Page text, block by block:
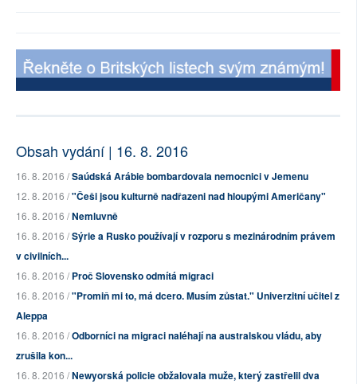
Obsah vydání | 16. 8. 2016
16. 8. 2016 /Saúdská Arábie bombardovala nemocnici v Jemenu
12. 8. 2016 /"Češi jsou kulturně nadřazeni nad hloupými Američany"
16. 8. 2016 /Nemluvně
16. 8. 2016 /Sýrie a Rusko používají v rozporu s mezinárodním právem
v civilních...
16. 8. 2016 /Proč Slovensko odmítá migraci
16. 8. 2016 /"Promiň mi to, má dcero. Musím zůstat." Univerzitní učitel z
Aleppa
16. 8. 2016 /Odborníci na migraci naléhají na australskou vládu, aby
zrušila kon...
16. 8. 2016 /Newyorská policie obžalovala muže, který zastřelil dva